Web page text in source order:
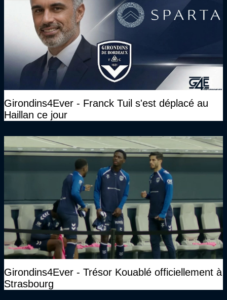
Girondins4Ever - Franck Tuil s'est déplacé au
Haillan ce jour
Girondins4Ever - Trésor Kouablé officiellement à
Strasbourg